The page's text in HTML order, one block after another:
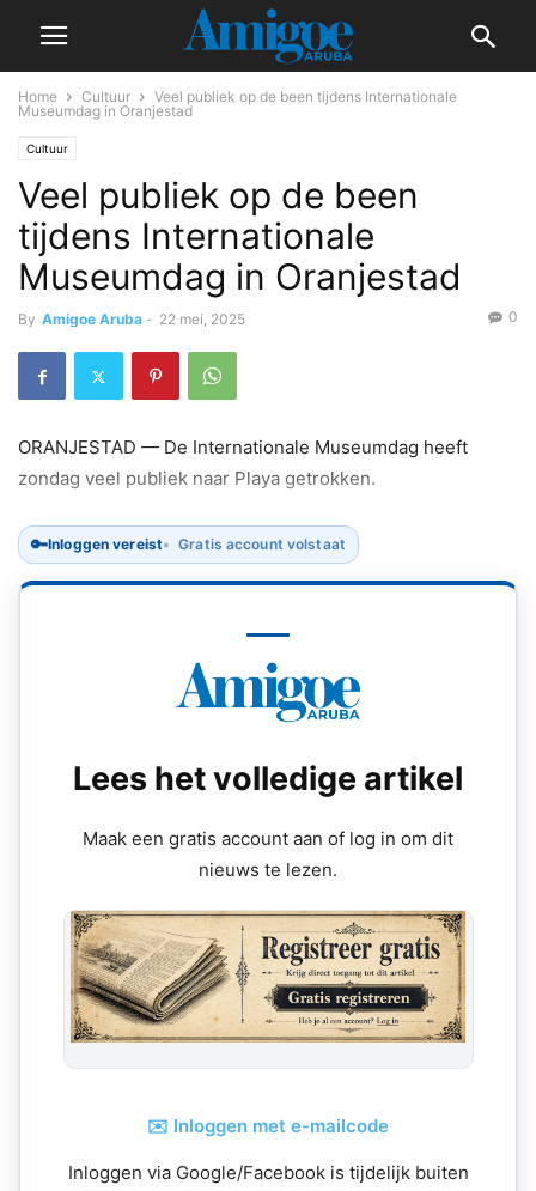
Home Cultuur
Veel publiek op de been tijdens Internationale
Museumdag in Oranjestad
Cultuur
Veel publiek op de been
tijdens Internationale
Museumdag in Oranjestad
By Amigoe Aruba - 22 mei, 2025 0
ORANJESTAD — De Internationale Museumdag heeft
zondag veel publiek naar Playa getrokken.
🔑Inloggen vereist Gratis account volstaat
Lees het volledige artikel
Maak een gratis account aan of log in om dit
nieuws te lezen.
✉️ Inloggen met e-mailcode
Inloggen via Google/Facebook is tijdelijk buiten